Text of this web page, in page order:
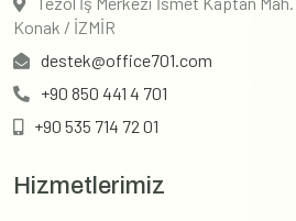
Konak / İZMİR
destek@office701.com
+90 850 441 4 701
+90 535 714 72 01
Hizmetlerimiz